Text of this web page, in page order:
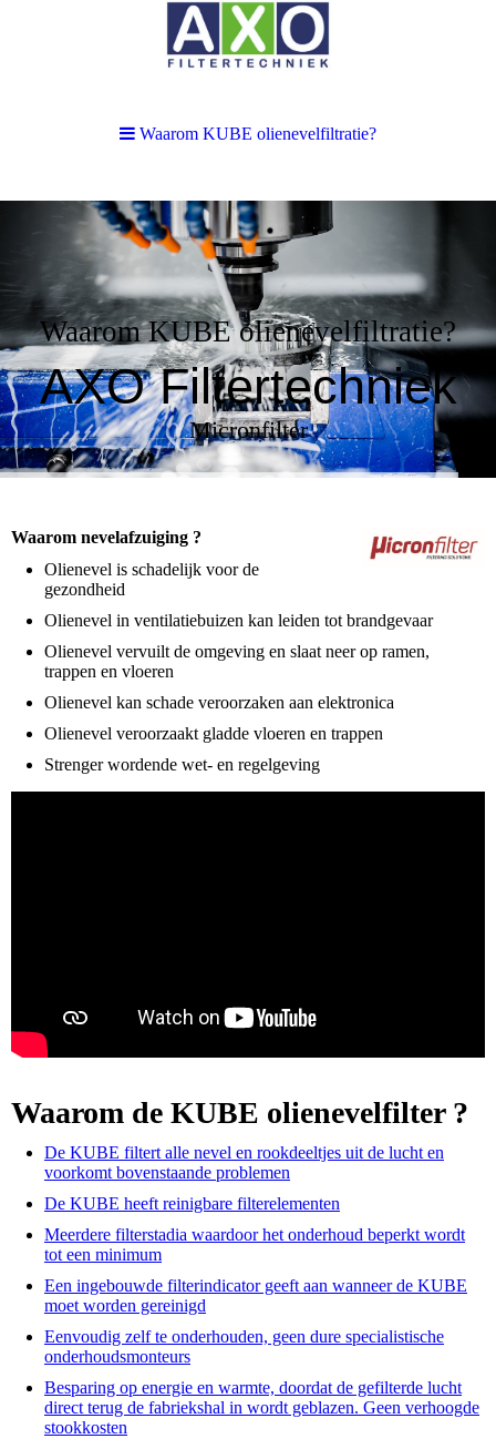
Waarom KUBE olienevelfiltratie?
AXO Filtertechniek
Micronfilter
Waarom nevelafzuiging ?
Olienevel is schadelijk voor de
gezondheid
Olienevel in ventilatiebuizen kan leiden tot brandgevaar
Olienevel vervuilt de omgeving en slaat neer op ramen,
trappen en vloeren
Olienevel kan schade veroorzaken aan elektronica
Olienevel veroorzaakt gladde vloeren en trappen
Strenger wordende wet- en regelgeving
Waarom de KUBE olienevelfilter ?
De KUBE filtert alle nevel en rookdeeltjes uit de lucht en
voorkomt bovenstaande problemen
De KUBE heeft reinigbare filterelementen
Meerdere filterstadia waardoor het onderhoud beperkt wordt
tot een minimum
Een ingebouwde filterindicator geeft aan wanneer de KUBE
moet worden gereinigd
Eenvoudig zelf te onderhouden, geen dure specialistische
onderhoudsmonteurs
Besparing op energie en warmte, doordat de gefilterde lucht
direct terug de fabriekshal in wordt geblazen. Geen verhoogde
stookkosten
Waarom KUBE olienevelfiltratie?